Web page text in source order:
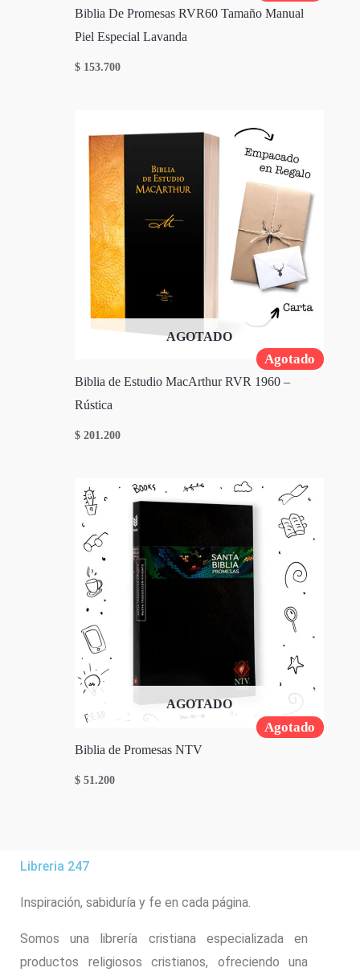
Biblia De Promesas RVR60 Tamaño Manual
Piel Especial Lavanda
$ 153.700
Agotado
AGOTADO
Biblia de Estudio MacArthur RVR 1960 –
Rústica
$ 201.200
Agotado
AGOTADO
Biblia de Promesas NTV
$ 51.200
Libreria 247
Inspiración, sabiduría y fe en cada página.
Somos una librería cristiana especializada en
productos religiosos cristianos, ofreciendo una